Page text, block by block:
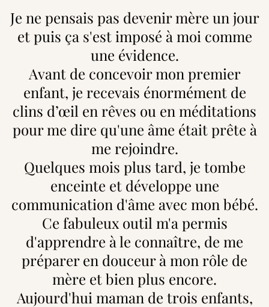
Je ne pensais pas devenir mère un jour
et puis ça s'est imposé à moi comme
une évidence.
Avant de concevoir mon premier
enfant, je recevais énormément de
clins d’œil en rêves ou en méditations
pour me dire qu'une âme était prête à
me rejoindre.
Quelques mois plus tard, je tombe
enceinte et développe une
communication d'âme avec mon bébé.
Ce fabuleux outil m'a permis
d'apprendre à le connaître, de me
préparer en douceur à mon rôle de
mère et bien plus encore.
Aujourd'hui maman de trois enfants,